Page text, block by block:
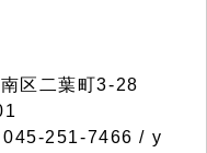
区二葉町3-28
251-7466 / y